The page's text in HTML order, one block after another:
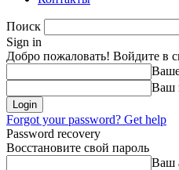
Поиск
Sign in
Добро пожаловать! Войдите в
Ваш
Forgot your password? Get help
Password recovery
Восстановите свой пароль
Ваш